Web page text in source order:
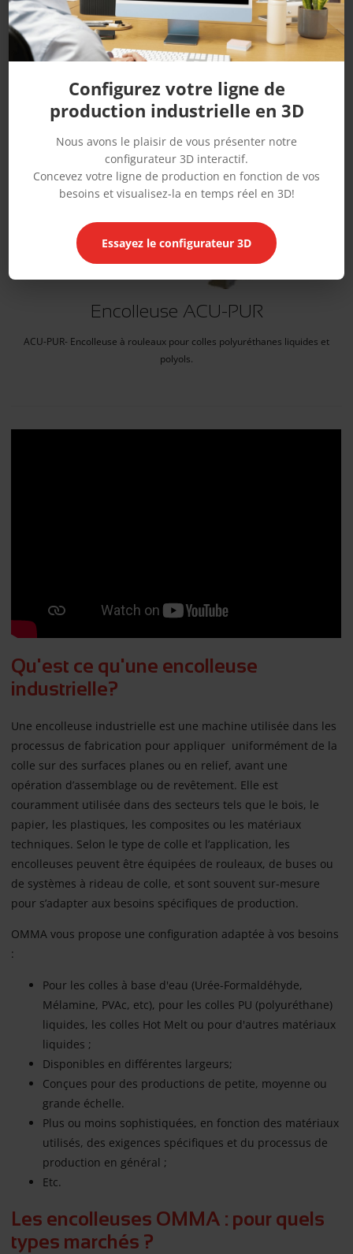
Configurez votre ligne de
production industrielle en 3D
Nous avons le plaisir de vous présenter notre
configurateur 3D interactif.
Concevez votre ligne de production en fonction de vos
besoins et visualisez-la en temps réel en 3D!
Essayez le configurateur 3D
Encolleuse ACU-PUR
ACU-PUR- Encolleuse à rouleaux pour colles polyuréthanes liquides et
polyols.
Qu'est ce qu'une encolleuse
industrielle?
Une encolleuse industrielle est une machine utilisée dans les
processus de fabrication pour appliquer uniformément de la
colle sur des surfaces planes ou en relief, avant une
opération d’assemblage ou de revêtement. Elle est
couramment utilisée dans des secteurs tels que le bois, le
papier, les plastiques, les composites ou les matériaux
techniques. Selon le type de colle et l’application, les
encolleuses peuvent être équipées de rouleaux, de buses ou
de systèmes à rideau de colle, et sont souvent sur-mesure
pour s’adapter aux besoins spécifiques de production.
OMMA vous propose une configuration adaptée à vos besoins
:
Pour les colles à base d'eau (Urée-Formaldéhyde,
Mélamine, PVAc, etc), pour les colles PU (polyuréthane)
liquides, les colles Hot Melt ou pour d'autres matériaux
liquides ;
Disponibles en différentes largeurs;
Conçues pour des productions de petite, moyenne ou
grande échelle.
Plus ou moins sophistiquées, en fonction des matériaux
utilisés, des exigences spécifiques et du processus de
production en général ;
Etc.
Les encolleuses OMMA : pour quels
types marchés ?